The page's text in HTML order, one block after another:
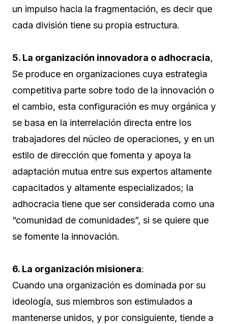
un impulso hacia la fragmentación, es decir que
cada división tiene su propia estructura.
5. La organización innovadora o adhocracia,
Se produce en organizaciones cuya estrategia
competitiva parte sobre todo de la innovación o
el cambio, esta configuración es muy orgánica y
se basa en la interrelación directa entre los
trabajadores del núcleo de operaciones, y en un
estilo de dirección que fomenta y apoya la
adaptación mutua entre sus expertos altamente
capacitados y altamente especializados; la
adhocracia tiene que ser considerada como una
“comunidad de comunidades”, si se quiere que
se fomente la innovación.
6. La organización misionera:
Cuando una organización es dominada por su
ideología, sus miembros son estimulados a
mantenerse unidos, y por consiguiente, tiende a